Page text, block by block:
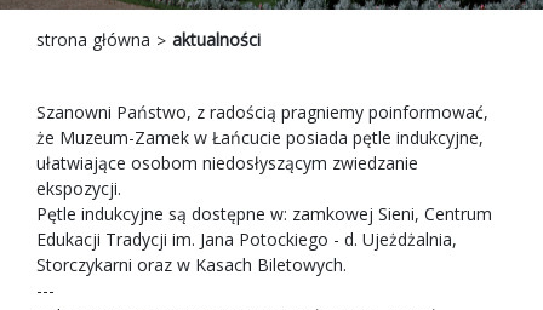
strona główna aktualności
Szanowni Państwo, z radością pragniemy poinformować,
że Muzeum-Zamek w Łańcucie posiada pętle indukcyjne,
ułatwiające osobom niedosłyszącym zwiedzanie
ekspozycji.
Pętle indukcyjne są dostępne w: zamkowej Sieni, Centrum
Edukacji Tradycji im. Jana Potockiego - d. Ujeżdżalnia,
Storczykarni oraz w Kasach Biletowych.
---